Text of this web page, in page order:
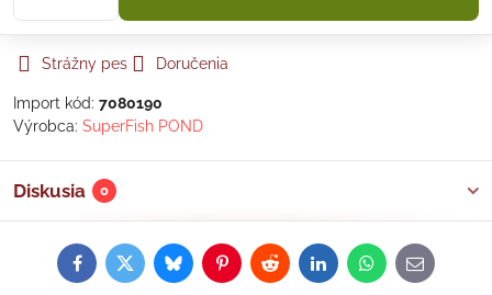
Strážny pes Doručenia
Import kód: 7080190
Výrobca: SuperFish POND
Diskusia 0
FacebookTwitterBlueskyPinterestRedditLinkedInWhatsApp
E-
mail